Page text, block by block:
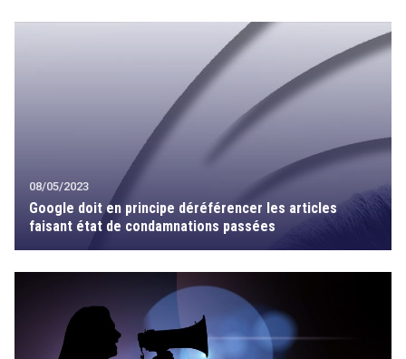
08/05/2023
Google doit en principe déréférencer les articles
faisant état de condamnations passées